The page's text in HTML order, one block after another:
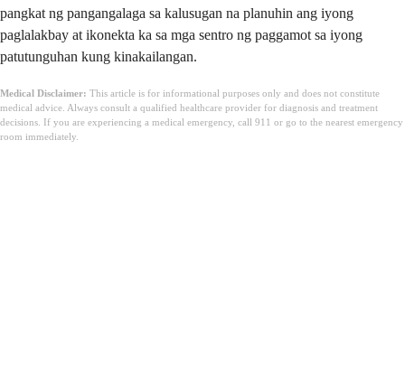
pangkat ng pangangalaga sa kalusugan na planuhin ang iyong
paglalakbay at ikonekta ka sa mga sentro ng paggamot sa iyong
patutunguhan kung kinakailangan.
Medical Disclaimer: This article is for informational purposes only and does not constitute
medical advice. Always consult a qualified healthcare provider for diagnosis and treatment
decisions. If you are experiencing a medical emergency, call 911 or go to the nearest emergency
room immediately.